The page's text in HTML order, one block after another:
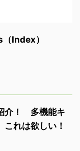
Index）
介！ 多機能キ
れは欲しい！